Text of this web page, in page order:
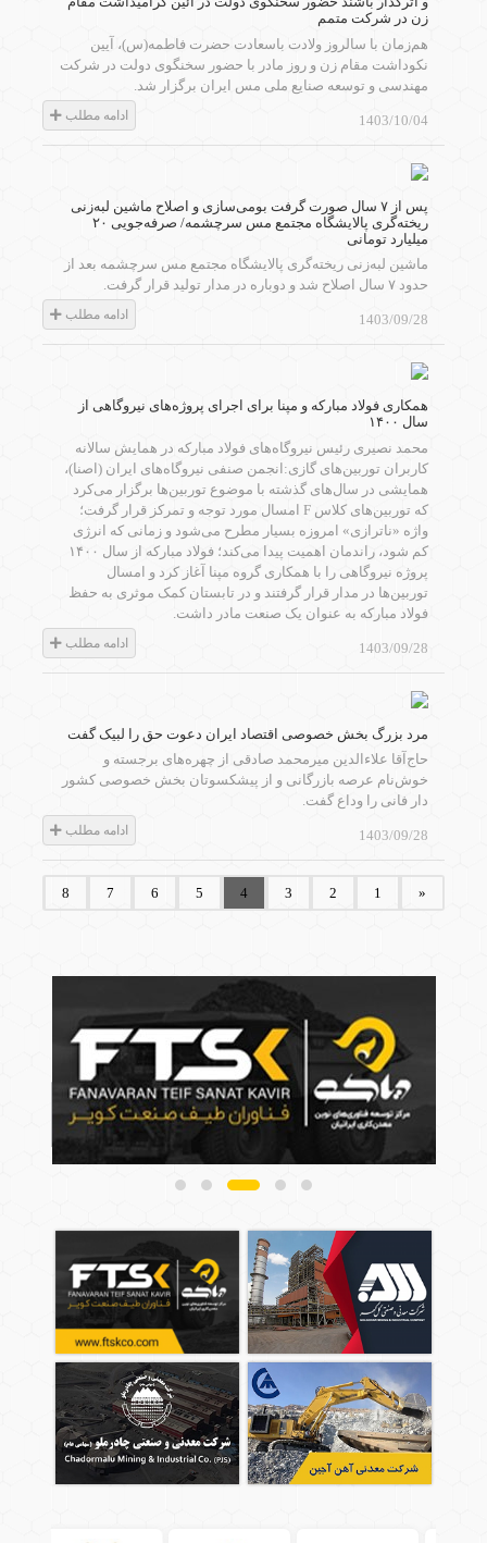
زن در شرکت متمم
هم‌زمان با سالروز ولادت باسعادت حضرت فاطمه(س)، آیین
نکوداشت مقام زن و روز مادر با حضور سخنگوی دولت در شرکت
مهندسی و توسعه صنایع ملی مس ایران برگزار شد.
1403/10/04 ادامه مطلب
پس از ۷ سال صورت گرفت بومی‌سازی و اصلاح ماشین لبه‌زنی
ریخته‌گری پالایشگاه مجتمع مس سرچشمه/ صرفه‌جویی ۲۰‌
میلیارد تومانی
ماشین لبه‌زنی ریخته‌گری پالایشگاه مجتمع مس سرچشمه بعد از
حدود ۷ سال اصلاح شد و دوباره در مدار تولید قرار گرفت.
1403/09/28 ادامه مطلب
همکاری فولاد مبارکه و مپنا برای اجرای پروژه‌های نیروگاهی از
سال ۱۴۰۰
محمد نصیری رئیس نیروگاه‌های فولاد مبارکه در همایش سالانه
کاربران توربین‌های گازی:انجمن صنفی نیروگاه‌های ایران (اصنا)،
همایشی در سال‌های گذشته با موضوع توربین‌ها برگزار می‌کرد
که توربین‌های کلاس F امسال مورد توجه و تمرکز قرار گرفت؛
واژه «ناترازی» امروزه بسیار مطرح می‌شود و زمانی که انرژی
کم شود، راندمان اهمیت پیدا می‌کند؛ فولاد مبارکه از سال ۱۴۰۰
پروژه نیروگاهی را با همکاری گروه مپنا آغاز کرد و امسال
توربین‌ها در مدار قرار گرفتند و در تابستان کمک موثری به حفظ
فولاد مبارکه به عنوان یک صنعت مادر داشت.
1403/09/28 ادامه مطلب
مرد بزرگ بخش خصوصی اقتصاد ایران دعوت حق را لبیک گفت
حاج‌آقا علاءالدین میرمحمد صادقی از چهره‌های برجسته و
خوش‌نام عرصه بازرگانی و از پیشکسوتان بخش خصوصی کشور
دار فانی را وداع گفت.
1403/09/28 ادامه مطلب
«
1
2
3
4
5
6
7
8